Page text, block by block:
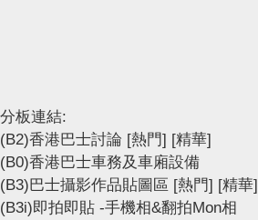
分板連結:
(B2)香港巴士討論 [熱門] [精華]
(B0)香港巴士車務及車廂設備
(B3)巴士攝影作品貼圖區 [熱門] [精華]
(B3i)即拍即貼 -手機相&翻拍Mon相